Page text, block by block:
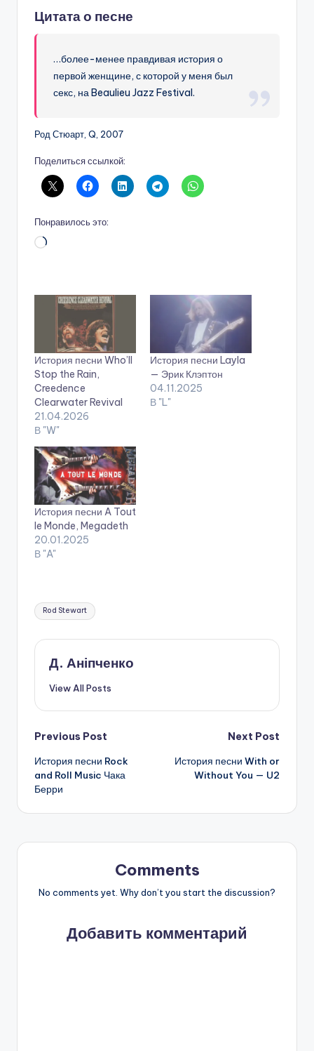
Цитата о песне
…более-менее правдивая история о
первой женщине, с которой у меня был
секс, на Beaulieu Jazz Festival.
Род Стюарт, Q, 2007
Поделиться ссылкой:
Понравилось это:
Загрузка…
История песни Who’ll
Stop the Rain,
Creedence
Clearwater Revival
21.04.2026
В "W"
История песни Layla
— Эрик Клэптон
04.11.2025
В "L"
История песни A Tout
le Monde, Megadeth
20.01.2025
В "A"
Tags:
Rod Stewart
Д. Аніпченко
View All Posts
Post
navigation
Previous Post
История песни Rock
and Roll Music Чака
Берри
Next Post
История песни With or
Without You — U2
Comments
No comments yet. Why don’t you start the discussion?
Добавить комментарий